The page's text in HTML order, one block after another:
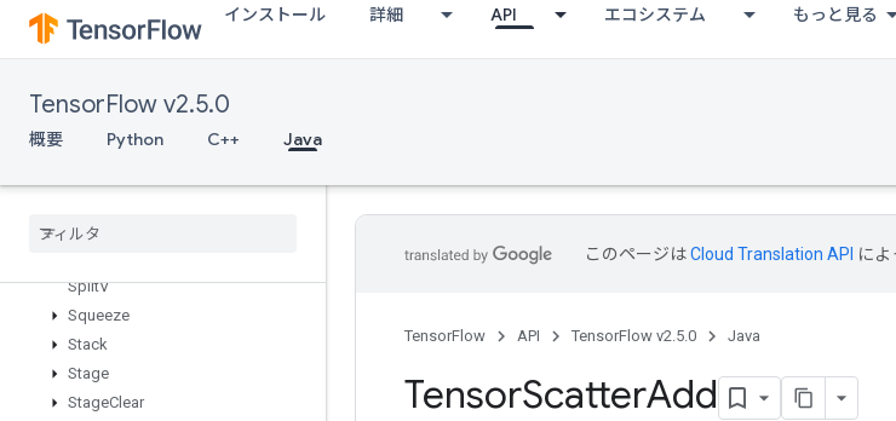
インストール 詳細 API エコシステム もっと見る
TensorFlow v2.5.0
概要 Python C++ Java
SparseMatrixSoftmax
SparseMatrixSoftmaxGrad
SparseMatrixSparseMatMul
SparseMatrixTranspose
Spence
SplitV
Squeeze
Stack
Stage
StageClear
このページはCloud Translation API によ
TensorFlow API TensorFlow v2.5.0 Java
TensorScatterAdd